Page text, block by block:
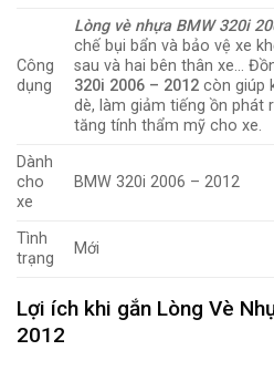
Công
dụng
Lòng vè nhựa BMW 320i
chế bụi bẩn và bảo vệ xe
sau và hai bên thân xe…
320i 2006 – 2012còn giúp
dè, làm giảm tiếng ồn phát
tăng tính thẩm mỹ cho xe.
Dành
cho
xe
BMW 320i 2006 – 2012
Tình
trạng
Mới
Lợi ích khi gắn Lòng Vè
2012